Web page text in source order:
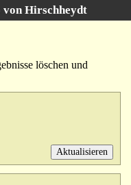
Hirschheydt
löschen und